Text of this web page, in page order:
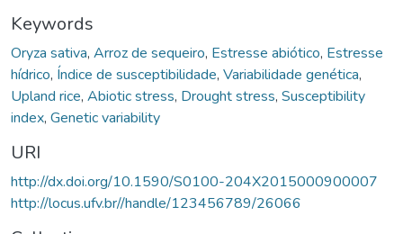
Keywords
Oryza sativa, Arroz de sequeiro, Estresse abiótico, Estresse
hídrico, Índice de susceptibilidade, Variabilidade genética,
Upland rice, Abiotic stress, Drought stress, Susceptibility
index, Genetic variability
URI
http://dx.doi.org/10.1590/S0100-204X2015000900007
http://locus.ufv.br//handle/123456789/26066